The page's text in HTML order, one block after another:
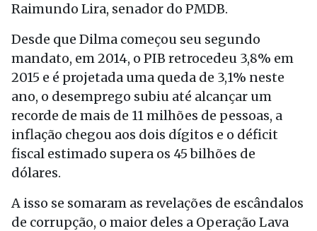
Raimundo Lira, senador do PMDB.
Desde que Dilma começou seu segundo
mandato, em 2014, o PIB retrocedeu 3,8% em
2015 e é projetada uma queda de 3,1% neste
ano, o desemprego subiu até alcançar um
recorde de mais de 11 milhões de pessoas, a
inflação chegou aos dois dígitos e o déficit
fiscal estimado supera os 45 bilhões de
dólares.
A isso se somaram as revelações de escândalos
de corrupção, o maior deles a Operação Lava